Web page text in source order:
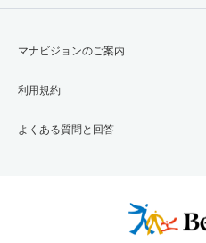
マナビジョンのご案内
利用規約
よくある質問と回答